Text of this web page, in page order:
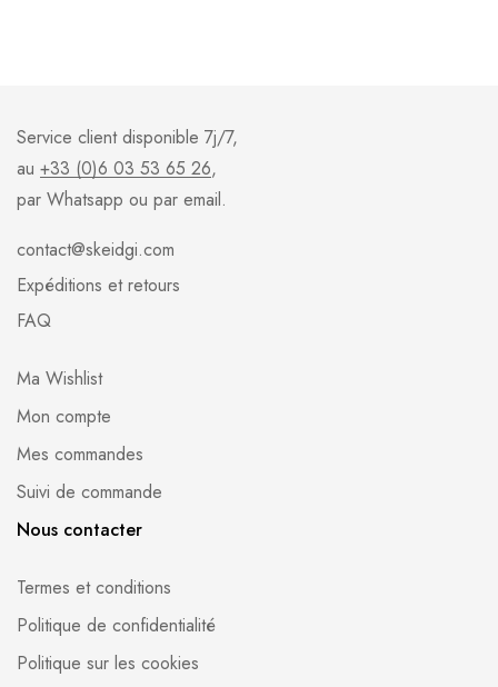
Service client disponible 7j/7,
au +33 (0)6 03 53 65 26,
par Whatsapp ou par email.
contact@skeidgi.com
Expéditions et retours
FAQ
Ma Wishlist
Mon compte
Mes commandes
Suivi de commande
Nous contacter
Termes et conditions
Politique de confidentialité
Politique sur les cookies